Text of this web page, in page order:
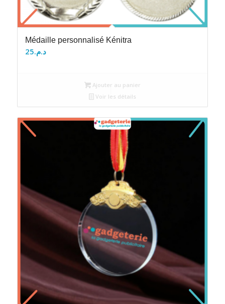
Médaille personnalisé Kénitra
د.م.25
Ajouter au panier
Voir les détails